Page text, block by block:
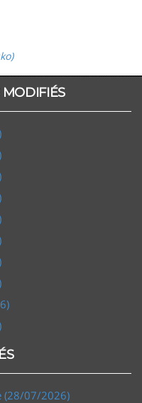
(28/07/2026)